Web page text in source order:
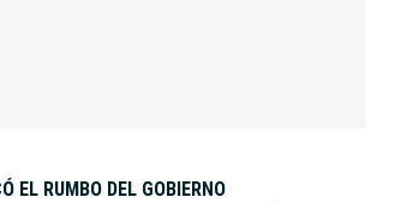
EL RUMBO DEL GOBIERNO